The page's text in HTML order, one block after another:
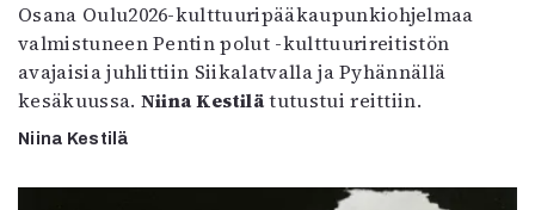
Osana Oulu2026-kulttuuripääkaupunkiohjelmaa
valmistuneen Pentin polut -kulttuurireitistön
avajaisia juhlittiin Siikalatvalla ja Pyhännällä
kesäkuussa. Niina Kestilätutustui reittiin.
Niina Kestilä